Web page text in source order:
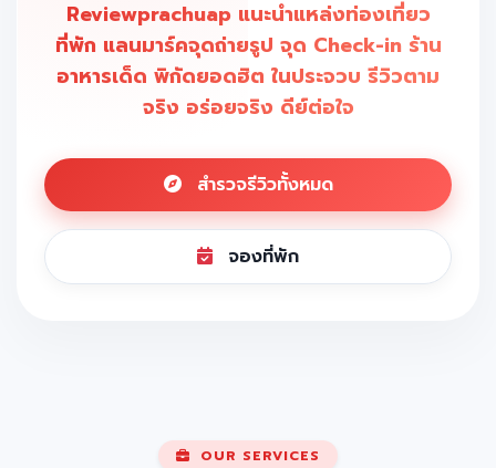
Reviewprachuap แนะนำแหล่งท่องเที่ยว
ที่พัก แลนมาร์คจุดถ่ายรูป จุด Check-in ร้าน
อาหารเด็ด พิกัดยอดฮิต ในประจวบ รีวิวตาม
จริง อร่อยจริง ดีย์ต่อใจ
สำรวจรีวิวทั้งหมด
จองที่พัก
OUR SERVICES